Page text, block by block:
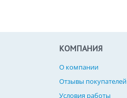
КОМПАНИЯ
О компании
Отзывы покупателей
Условия работы